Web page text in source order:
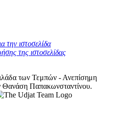
την ιστοσελίδα
της ιστοσελίδας
των Τεμπών - Ανεπίσημη
Θανάση Παπακωνσταντίνου.